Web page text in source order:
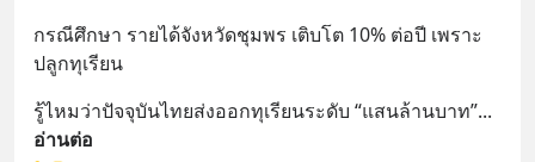
กรณีศึกษา รายได้จังหวัดชุมพร เติบโต 10% ต่อปี เพราะ
ปลูกทุเรียน
รู้ไหมว่าปัจจุบันไทยส่งออกทุเรียนระดับ “แสนล้านบาท”
อ่านต่อ